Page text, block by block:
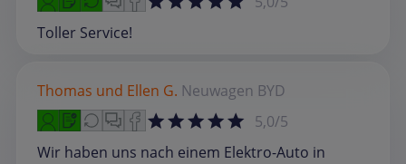
Toller Service!
Thomas und Ellen G. Neuwagen BYD
5,0/5
Wir haben uns nach einem Elektro-Auto in